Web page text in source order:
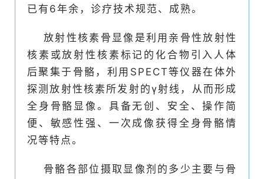
已有6年余，诊疗技术规范、成熟。
放射性核素骨显像是利用亲骨性放射性
核素或放射性核素标记的化合物引入人体
后聚集于骨骼，利用SPECT等仪器在体外
探测放射性核素所发射的γ射线，从而形成
全身骨骼显像。具备无创、安全、操作简
便、敏感性强、一次成像获得全身骨骼情
况等特点。
骨骼各部位摄取显像剂的多少主要与骨